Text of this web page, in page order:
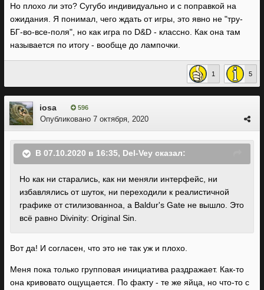
Но плохо ли это? Сугубо индивидуально и с поправкой на
ожидания. Я понимал, чего ждать от игры, это явно не "тру-
БГ-во-все-поля", но как игра по D&D - классно. Как она там
называется по итогу - вообще до лампочки.
1 5
iosa 596
Опубликовано 7 октября, 2020
В 07.10.2020 в 16:35, Del-Vey сказал:
Но как ни старались, как ни меняли интерфейс, ни
избавлялись от шуток, ни переходили к реалистичной
графике от стилизованноа, а Baldur's Gate не вышло. Это
всё равно Divinity: Original Sin.
Вот да! И согласен, что это не так уж и плохо.
Меня пока только групповая инициатива раздражает. Как-то
она кривовато ощущается. По факту - те же яйца, но что-то с